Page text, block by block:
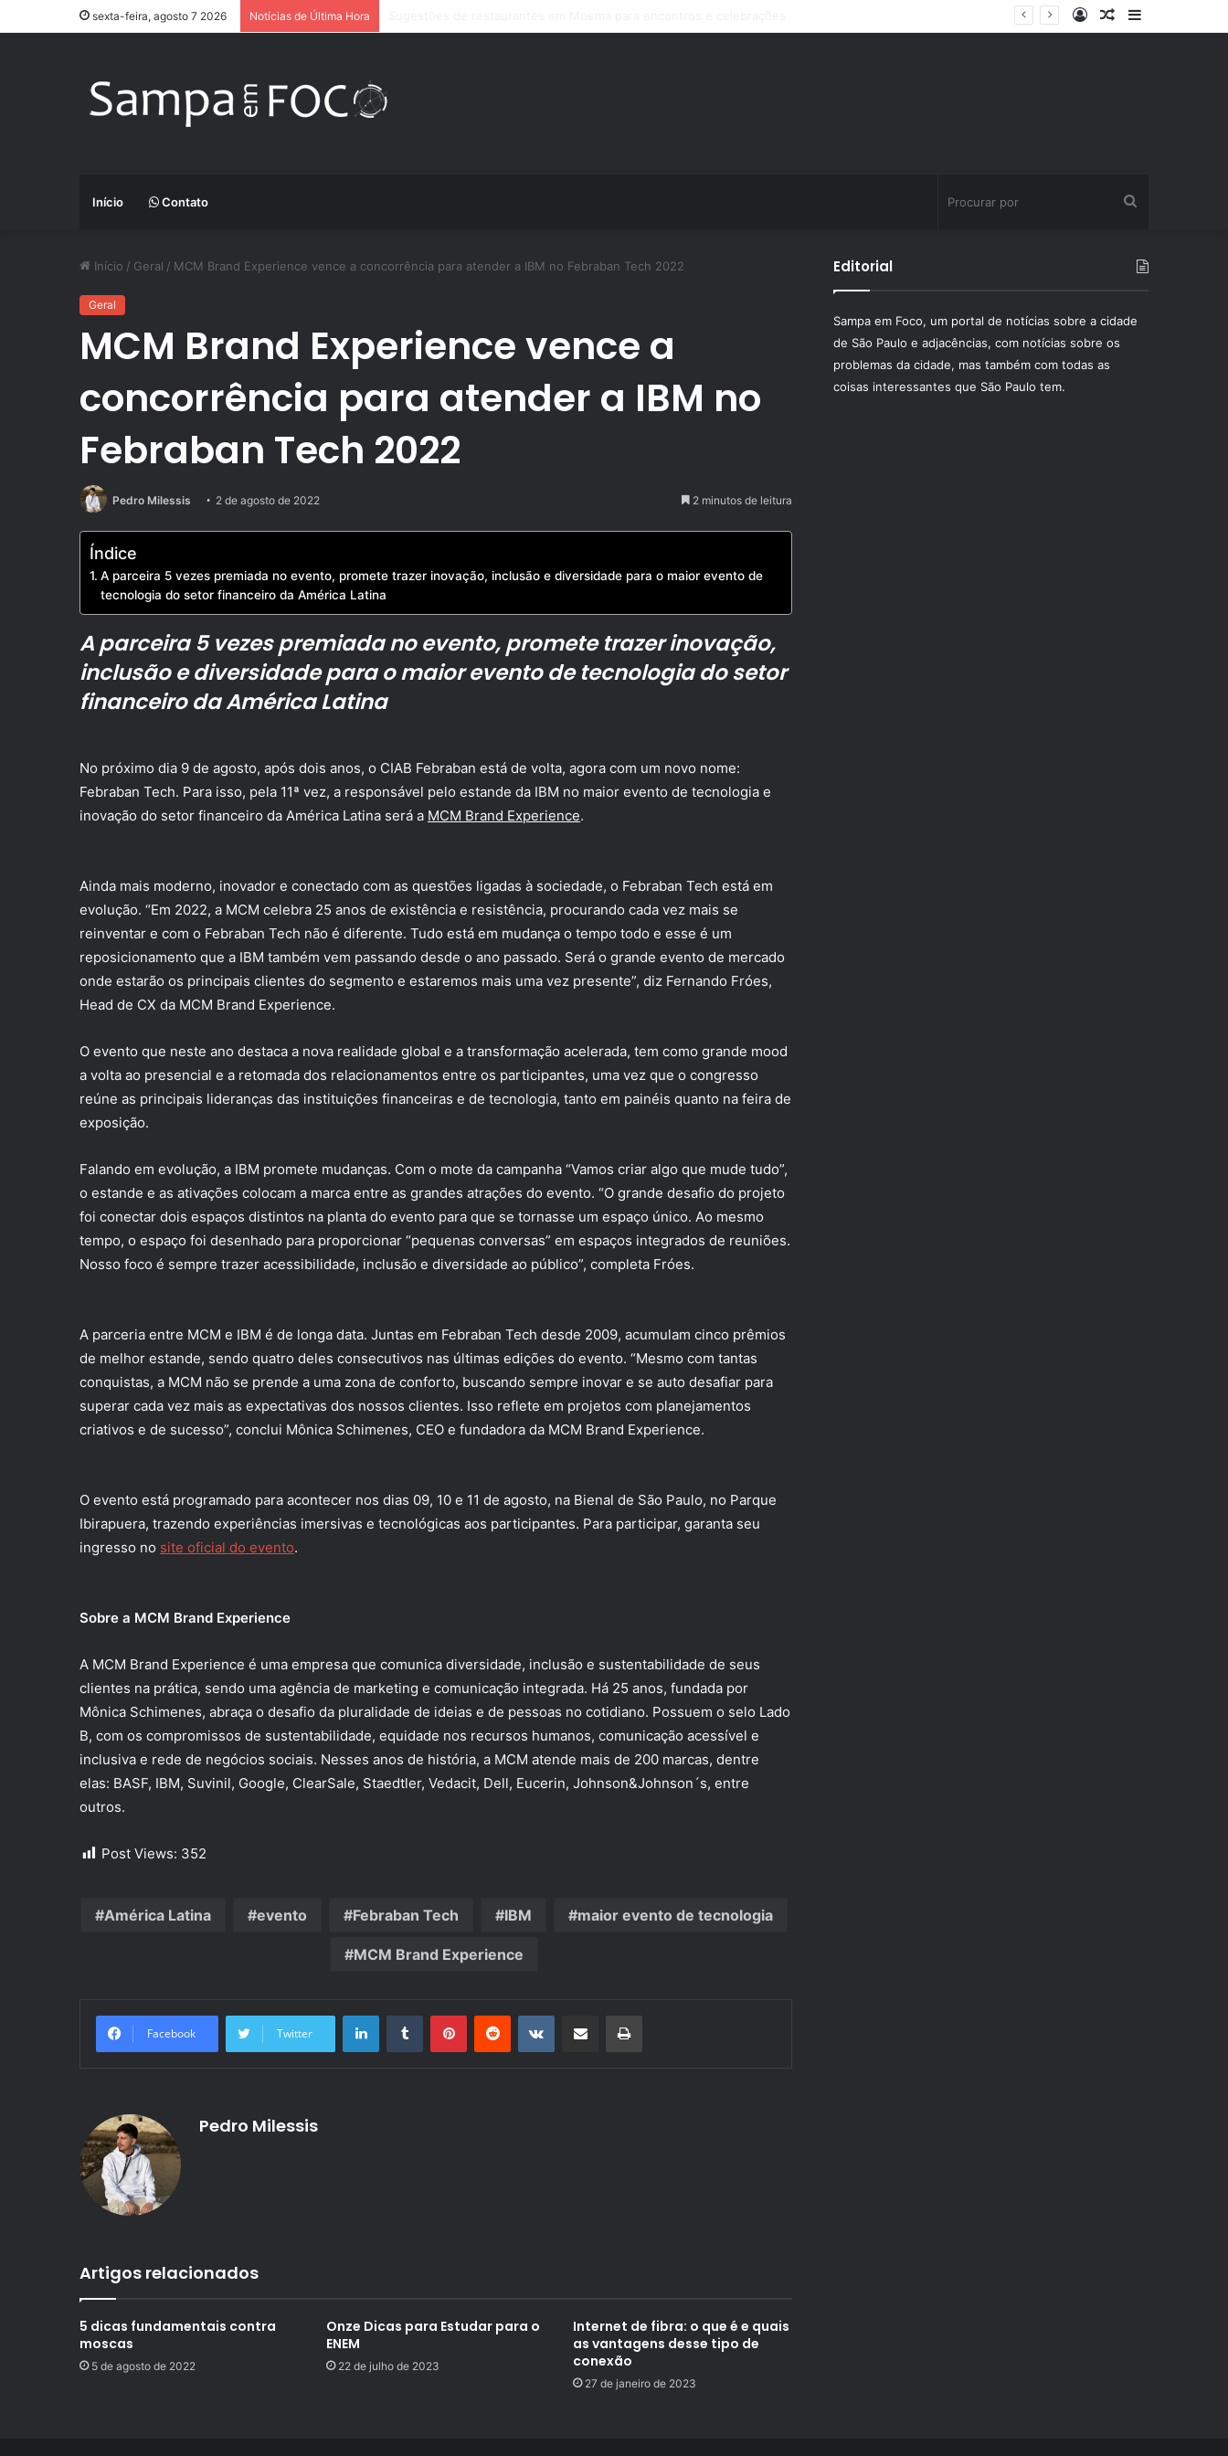
sexta-feira, agosto 7 2026 Notícias de Última Hora
Barra
Artigo
Entrar
Início Contato
por
Início / Geral / MCM Brand Experience vence a concorrência para atender a IBM no Febraban Tech 2022
Geral
MCM Brand Experience vence a
concorrência para atender a IBM no
Febraban Tech 2022
Pedro Milessis 2 de agosto de 2022 2 minutos de leitura
Índice
A parceira 5 vezes premiada no evento, promete trazer inovação, inclusão e diversidade para o maior evento de
tecnologia do setor financeiro da América Latina
A parceira 5 vezes premiada no evento, promete trazer inovação,
inclusão e diversidade para o maior evento de tecnologia do setor
financeiro da América Latina
No próximo dia 9 de agosto, após dois anos, o CIAB Febraban está de volta, agora com um novo nome:
Febraban Tech. Para isso, pela 11ª vez, a responsável pelo estande da IBM no maior evento de tecnologia e
inovação do setor financeiro da América Latina será a MCM Brand Experience.
Ainda mais moderno, inovador e conectado com as questões ligadas à sociedade, o Febraban Tech está em
evolução. “Em 2022, a MCM celebra 25 anos de existência e resistência, procurando cada vez mais se
reinventar e com o Febraban Tech não é diferente. Tudo está em mudança o tempo todo e esse é um
reposicionamento que a IBM também vem passando desde o ano passado. Será o grande evento de mercado
onde estarão os principais clientes do segmento e estaremos mais uma vez presente”, diz Fernando Fróes,
Head de CX da MCM Brand Experience.
O evento que neste ano destaca a nova realidade global e a transformação acelerada, tem como grande mood
a volta ao presencial e a retomada dos relacionamentos entre os participantes, uma vez que o congresso
reúne as principais lideranças das instituições financeiras e de tecnologia, tanto em painéis quanto na feira de
exposição.
Falando em evolução, a IBM promete mudanças. Com o mote da campanha “Vamos criar algo que mude tudo”,
o estande e as ativações colocam a marca entre as grandes atrações do evento. “O grande desafio do projeto
foi conectar dois espaços distintos na planta do evento para que se tornasse um espaço único. Ao mesmo
tempo, o espaço foi desenhado para proporcionar “pequenas conversas” em espaços integrados de reuniões.
Nosso foco é sempre trazer acessibilidade, inclusão e diversidade ao público”, completa Fróes.
A parceria entre MCM e IBM é de longa data. Juntas em Febraban Tech desde 2009, acumulam cinco prêmios
de melhor estande, sendo quatro deles consecutivos nas últimas edições do evento. “Mesmo com tantas
conquistas, a MCM não se prende a uma zona de conforto, buscando sempre inovar e se auto desafiar para
superar cada vez mais as expectativas dos nossos clientes. Isso reflete em projetos com planejamentos
criativos e de sucesso”, conclui Mônica Schimenes, CEO e fundadora da MCM Brand Experience.
O evento está programado para acontecer nos dias 09, 10 e 11 de agosto, na Bienal de São Paulo, no Parque
Ibirapuera, trazendo experiências imersivas e tecnológicas aos participantes. Para participar, garanta seu
ingresso no site oficial do evento.
Sobre a MCM Brand Experience
A MCM Brand Experience é uma empresa que comunica diversidade, inclusão e sustentabilidade de seus
clientes na prática, sendo uma agência de marketing e comunicação integrada. Há 25 anos, fundada por
Mônica Schimenes, abraça o desafio da pluralidade de ideias e de pessoas no cotidiano. Possuem o selo Lado
B, com os compromissos de sustentabilidade, equidade nos recursos humanos, comunicação acessível e
inclusiva e rede de negócios sociais. Nesses anos de história, a MCM atende mais de 200 marcas, dentre
elas: BASF, IBM, Suvinil, Google, ClearSale, Staedtler, Vedacit, Dell, Eucerin, Johnson&Johnson´s, entre
outros.
Post Views: 352
América Latina evento Febraban Tech IBM maior evento de tecnologia
MCM Brand Experience
Facebook Twitter
LinkedinTumblr PinterestReddit VK Compartilhar via e-mail Imprimir
Pedro Milessis
Artigos relacionados
5 dicas fundamentais contra
moscas
5 de agosto de 2022
Onze Dicas para Estudar para o
ENEM
22 de julho de 2023
Internet de fibra: o que é e quais
as vantagens desse tipo de
conexão
27 de janeiro de 2023
Editorial
Sampa em Foco, um portal de notícias sobre a cidade
de São Paulo e adjacências, com notícias sobre os
problemas da cidade, mas também com todas as
coisas interessantes que São Paulo tem.